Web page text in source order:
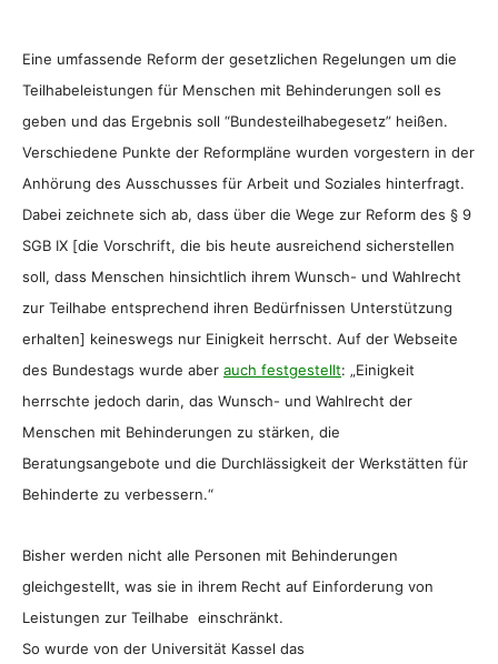
Eine umfassende Reform der gesetzlichen Regelungen um die
Teilhabeleistungen für Menschen mit Behinderungen soll es
geben und das Ergebnis soll “Bundesteilhabegesetz” heißen.
Verschiedene Punkte der Reformpläne wurden vorgestern in der
Anhörung des Ausschusses für Arbeit und Soziales hinterfragt.
Dabei zeichnete sich ab, dass über die Wege zur Reform des § 9
SGB IX [die Vorschrift, die bis heute ausreichend sicherstellen
soll, dass Menschen hinsichtlich ihrem Wunsch- und Wahlrecht
zur Teilhabe entsprechend ihren Bedürfnissen Unterstützung
erhalten] keineswegs nur Einigkeit herrscht. Auf der Webseite
des Bundestags wurde aber auch festgestellt: „Einigkeit
herrschte jedoch darin, das Wunsch- und Wahlrecht der
Menschen mit Behinderungen zu stärken, die
Beratungsangebote und die Durchlässigkeit der Werkstätten für
Behinderte zu verbessern.“
Bisher werden nicht alle Personen mit Behinderungen
gleichgestellt, was sie in ihrem Recht auf Einforderung von
Leistungen zur Teilhabe einschränkt.
So wurde von der Universität Kassel das